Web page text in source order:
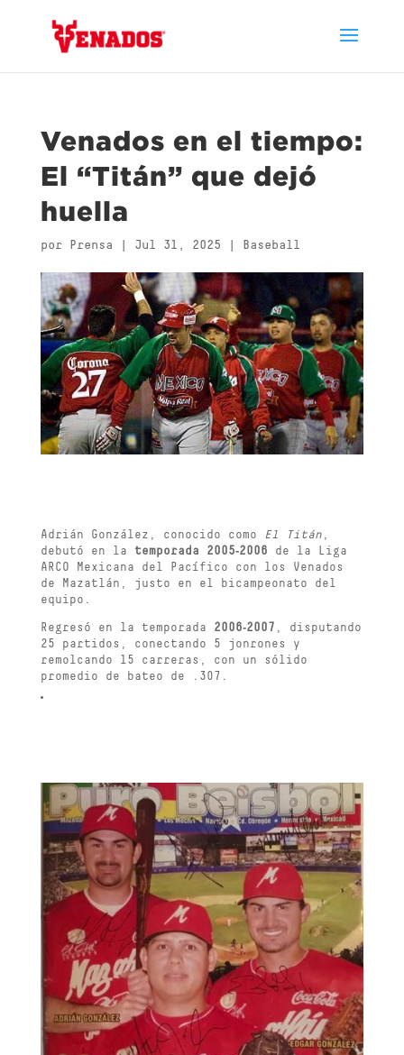
Venados en el tiempo:
El “Titán” que dejó
huella
por Prensa Jul 31, 2025 Baseball
Adrián González, conocido como El Titán,
debutó en la
temporada 2005‑2006 de la Liga
ARCO Mexicana del Pacífico con los Venados
de Mazatlán, justo en el bicampeonato del
equipo.
Regresó en la temporada 2006‑2007 , disputando
25 partidos, conectando 5 jonrones y
remolcando 15 carreras, con un sólido
promedio de bateo de .307.